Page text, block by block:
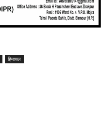
हिमाचल